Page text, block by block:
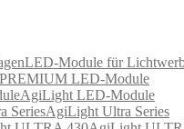
LED-Module für
PREMIUM LED-Module
AgiLight LED-Module
AgiLight Ultra Series